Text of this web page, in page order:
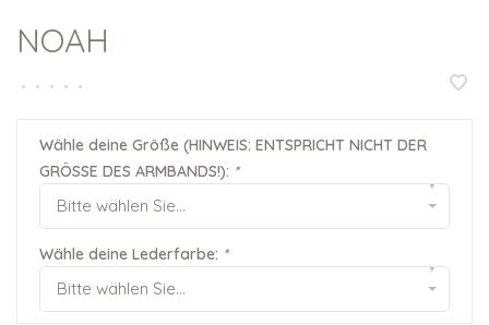
NOAH
• • • • •
Wähle deine Größe (HINWEIS: ENTSPRICHT NICHT DER
GRÖSSE DES ARMBANDS!): *
Bitte wählen Sie...
▾
Wähle deine Lederfarbe: *
Bitte wählen Sie...
▾